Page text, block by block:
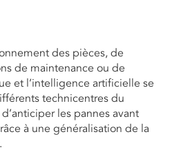
des pièces, de
de maintenance ou de
et l’intelligence artificielle se
technicentres du
d’anticiper les pannes avant
à une généralisation de la
.